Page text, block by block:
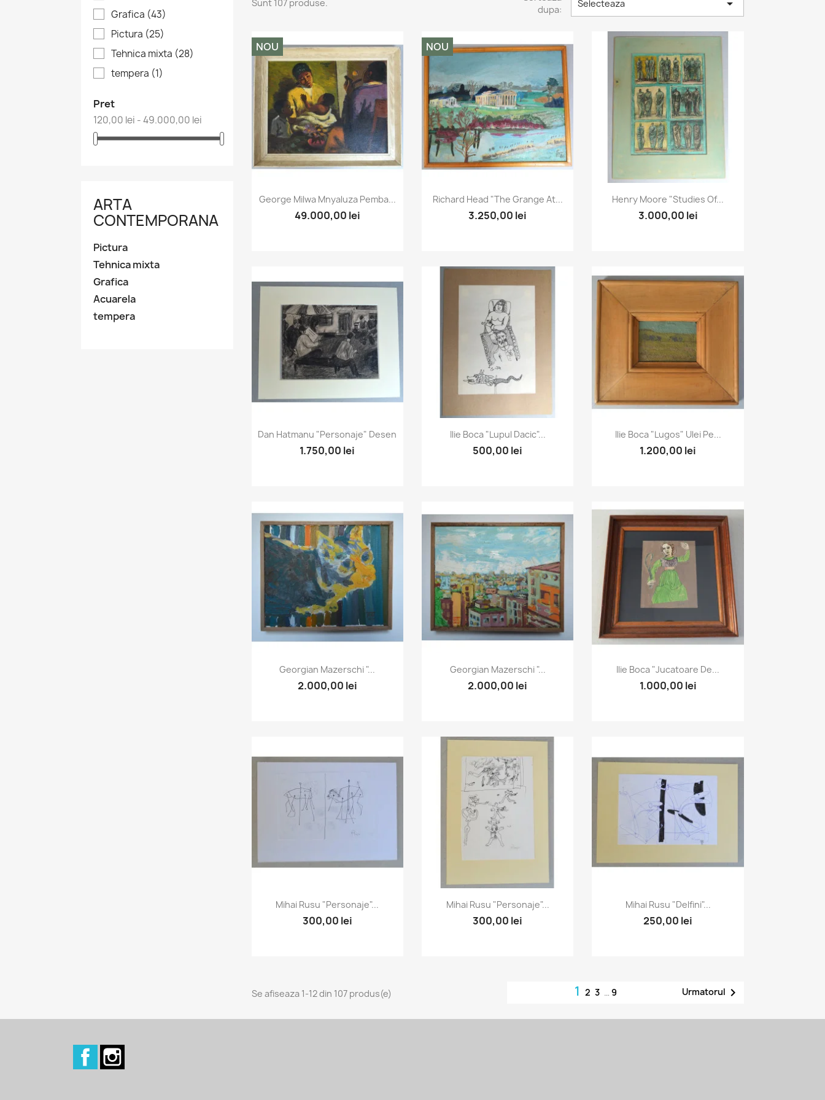
Grafica (43)
Pictura (25)
Tehnica mixta (28)
tempera (1)
Pret
120,00 lei - 49.000,00 lei
ARTA
CONTEMPORANA
Pictura
Tehnica mixta
Grafica
Acuarela
tempera
Sunt 107 produse.
dupa:
Selecteaza 
 Vizualizare rapida
George Milwa Mnyaluza Pemba...
49.000,00 lei
NOU
Vizualizare rapida
Richard Head "The Grange At...
3.250,00 lei
NOU
Vizualizare rapida
Henry Moore "Studies Of...
3.000,00 lei
Vizualizare rapida
Dan Hatmanu "Personaje" Desen
1.750,00 lei
 Vizualizare rapida
Ilie Boca "Lupul Dacic"...
500,00 lei
Vizualizare rapida
Ilie Boca "Lugos" Ulei Pe...
1.200,00 lei
Vizualizare rapida
Georgian Mazerschi "...
2.000,00 lei
Vizualizare rapida
Georgian Mazerschi "...
2.000,00 lei
Vizualizare rapida
Ilie Boca "Jucatoare De...
1.000,00 lei
Vizualizare rapida
Mihai Rusu "Personaje"...
300,00 lei
Vizualizare rapida
Mihai Rusu "Personaje"...
300,00 lei
Vizualizare rapida
Mihai Rusu "Delfini"...
250,00 lei
Se afiseaza 1-12 din 107 produs(e) 1 2 3 … 9 Urmatorul 
Facebook